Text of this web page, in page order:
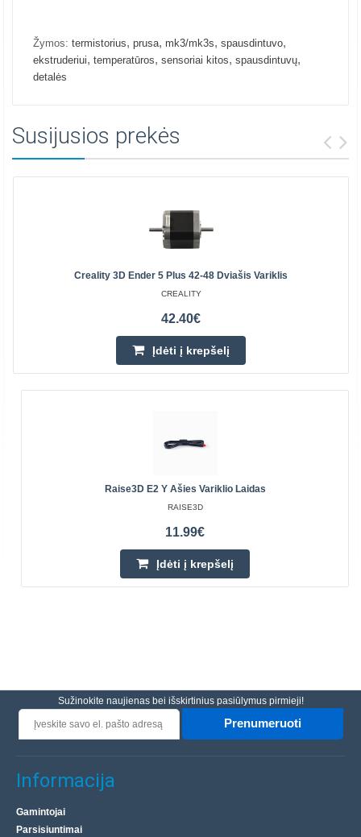
Žymos: termistorius, prusa, mk3/mk3s, spausdintuvo,
ekstruderiui, temperatūros, sensoriai kitos, spausdintuvų,
detalės
Susijusios prekės
Creality 3D Ender 5 Plus 42-48 Dviašis Variklis
CREALITY
42.40€
Įdėti į krepšelį
Raise3D E2 Y Ašies Variklio Laidas
RAISE3D
11.99€
Įdėti į krepšelį
Sužinokite naujienas bei išskirtinius pasiūlymus pirmieji!
Prenumeruoti
Informacija
Gamintojai
Parsisiuntimai